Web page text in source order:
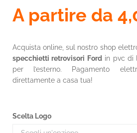
A partire da
Acquista online, sul nostro shop
specchietti retrovisori Fordin pvc di
per l’esterno. Pagamento
direttamente a casa tua!
Scelta Logo